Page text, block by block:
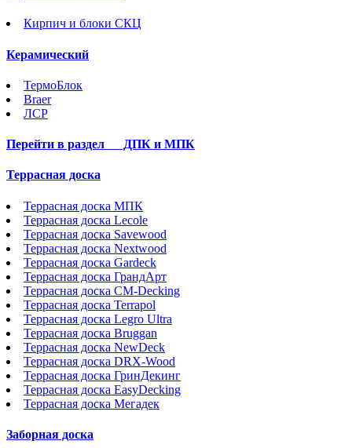
Кирпич и блоки СКЦ
Керамический
ТермоБлок
Braer
ЛСР
Перейти в раздел ДПК и МПК
Террасная доска
Террасная доска МПК
Террасная доска Lecole
Террасная доска Savewood
Террасная доска Nextwood
Террасная доска Gardeck
Террасная доска ГрандАрт
Террасная доска CM-Decking
Террасная доска Terrapol
Террасная доска Legro Ultra
Террасная доска Bruggan
Террасная доска NewDeck
Террасная доска DRX-Wood
Террасная доска ГринДекинг
Террасная доска EasyDecking
Террасная доска Мегадек
Заборная доска